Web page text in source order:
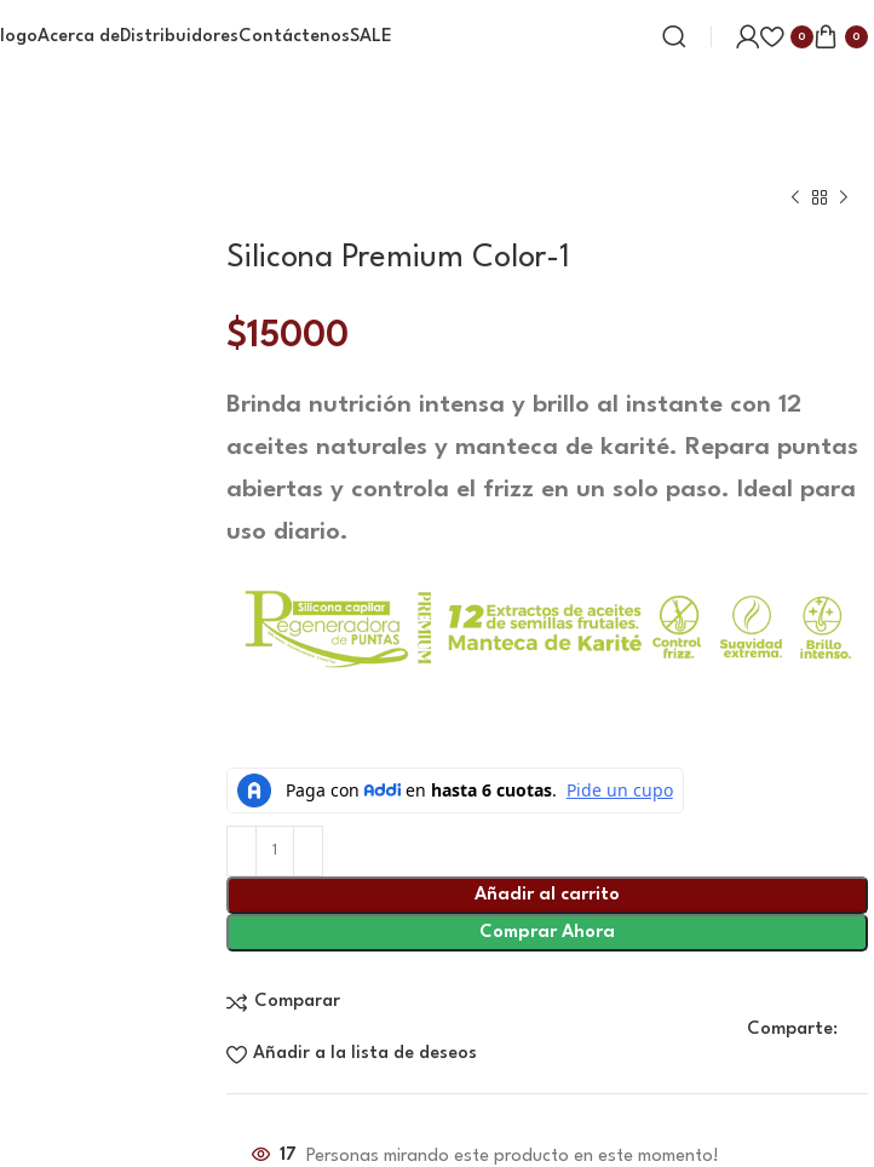
Acerca deDistribuidoresContáctenosSALE 0 0
Silicona Premium Color-1
$15000
Brinda nutrición intensa y brillo al instante con 12
aceites naturales y manteca de karité. Repara puntas
abiertas y controla el frizz en un solo paso. Ideal para
uso diario.
Añadir al carrito
Comprar Ahora
Comparar
Añadir a la lista de deseos
Comparte:
17 Personas mirando este producto en este momento!